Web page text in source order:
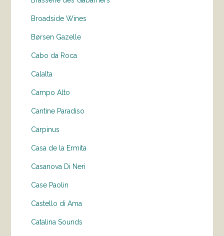
Broadside Wines
Børsen Gazelle
Cabo da Roca
Calalta
Campo Alto
Cantine Paradiso
Carpinus
Casa de la Ermita
Casanova Di Neri
Case Paolin
Castello di Ama
Catalina Sounds